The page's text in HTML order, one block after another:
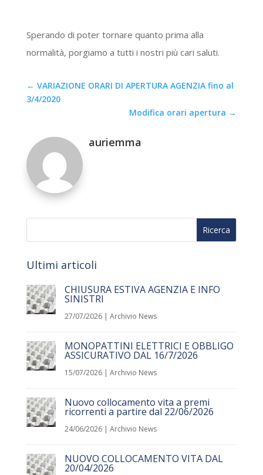
Sperando di poter tornare quanto prima alla
normalità, porgiamo a tutti i nostri più cari saluti.
← VARIAZIONE ORARI DI APERTURA AGENZIA fino al
3/4/2020
Modifica orari apertura →
auriemma
Ultimi articoli
CHIUSURA ESTIVA AGENZIA E INFO
SINISTRI
27/07/2026| Archivio News
MONOPATTINI ELETTRICI E OBBLIGO
ASSICURATIVO DAL 16/7/2026
15/07/2026| Archivio News
Nuovo collocamento vita a premi
ricorrenti a partire dal 22/06/2026
24/06/2026| Archivio News
NUOVO COLLOCAMENTO VITA DAL
20/04/2026